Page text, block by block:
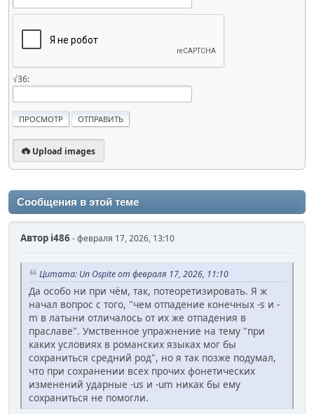
√36:
Upload images
Сообщения в этой теме
Автор i486- февраля 17, 2026, 13:10
Цитата: Un Ospite от февраля 17, 2026, 11:10
Да особо ни при чём, так, потеоретизировать. Я ж
начал вопрос с того, "чем отпадение конечных -s и -
m в латыни отличалось от их же отпадения в
праславе". Умственное упражнение на тему "при
каких условиях в романских языках мог бы
сохраниться средний род", но я так позже подумал,
что при сохранении всех прочих фонетических
изменений ударные -us и -um никак бы ему
сохраниться не помогли.